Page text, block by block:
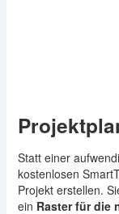
Statt einer
kostenlosen
Projekt erstellen.
ein Raster für die